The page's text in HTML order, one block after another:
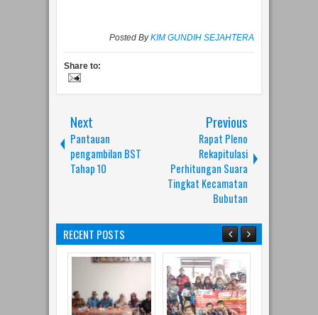
Posted ByKIM GUNDIH SEJAHTERA
Share to:
Next
Pantauan
pengambilan BST
Tahap 10
Previous
Rapat Pleno
Rekapitulasi
Perhitungan Suara
Tingkat Kecamatan
Bubutan
RECENT POSTS